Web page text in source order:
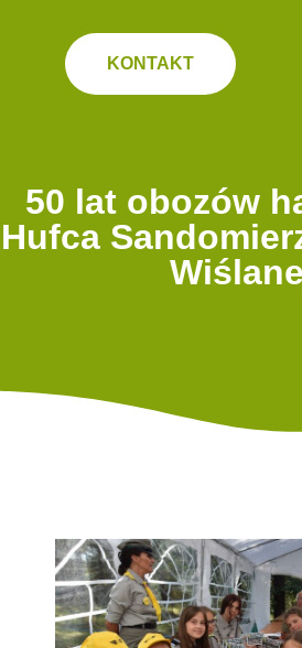
KONTAKT
50 lat obozów
Hufca